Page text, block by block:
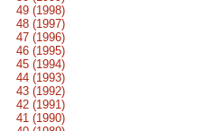
49 (1998)
48 (1997)
47 (1996)
46 (1995)
45 (1994)
44 (1993)
43 (1992)
42 (1991)
41 (1990)